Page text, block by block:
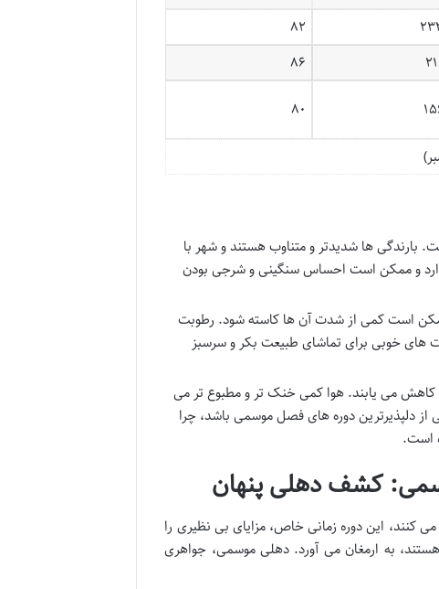
۸۲
۸۶
۸۰
بارندگی ها شدیدتر و متناوب هستند و شهر با
دارد و ممکن است احساس سنگینی و شرجی بودن
ممکن است کمی از شدت آن ها کاسته شود. رطوبت
های خوبی برای تماشای طبیعت بکر و سرسبز
کاهش می یابند. هوا کمی خنک تر و مطبوع تر می
از دلپذیرترین دوره های فصل موسمی باشد، چرا
است.
کشف دهلی پنهان
کنند، این دوره زمانی خاص، مزایای بی نظیری را
به ارمغان می آورد. دهلی موسمی، جواهری